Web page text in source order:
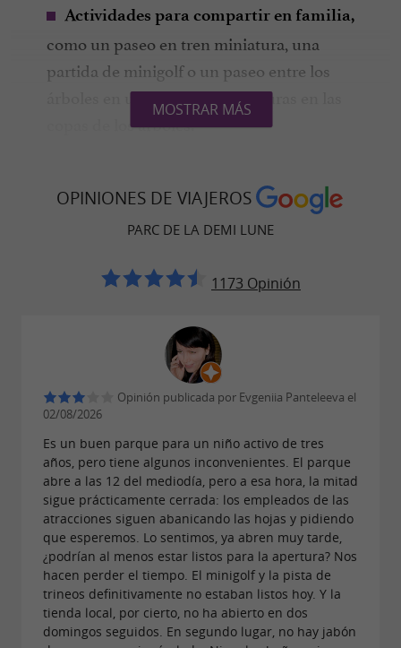
Actividades para compartir en familia,
como un paseo en tren miniatura, una
partida de minigolf o un paseo entre los
árboles en un circuito de aventuras en las
copas de los árboles.
designadas y reserve espacio para el té de la
tarde! El Bistro del Parque sirve crepas, waffles,
dulces e incluso pizzas para los más golosos.
Descargas:
nouveau-visuel-demi-lune.pdf
MOSTRAR MÁS
OPINIONES DE VIAJEROS
PARC DE LA DEMI LUNE
1173 Opinión
Opinión publicada por Evgeniia Panteleeva el
02/08/2026
Es un buen parque para un niño activo de tres
años, pero tiene algunos inconvenientes. El parque
abre a las 12 del mediodía, pero a esa hora, la mitad
sigue prácticamente cerrada: los empleados de las
atracciones siguen abanicando las hojas y pidiendo
que esperemos. Lo sentimos, ya abren muy tarde,
¿podrían al menos estar listos para la apertura? Nos
hacen perder el tiempo. El minigolf y la pista de
trineos definitivamente no estaban listos hoy. Y la
tienda local, por cierto, no ha abierto en dos
domingos seguidos. En segundo lugar, no hay jabón